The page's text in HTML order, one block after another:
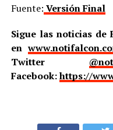
Fuente: Versión Final
Sigue las noticias de
en
Twitter
Facebook:https://